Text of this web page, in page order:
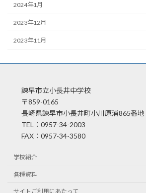
2024年1月
2023年12月
2023年11月
諫早市立小長井中学校
〒859-0165
長崎県諫早市小長井町小川原浦865番地
TEL：0957-34-2003
FAX：0957-34-3580
学校紹介
各種資料
サイトご利用にあたって